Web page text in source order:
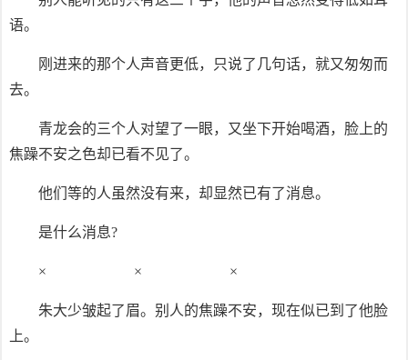
语。
刚进来的那个人声音更低，只说了几句话，就又匆匆而
去。
青龙会的三个人对望了一眼，又坐下开始喝酒，脸上的
焦躁不安之色却已看不见了。
他们等的人虽然没有来，却显然已有了消息。
是什么消息?
× × ×
朱大少皱起了眉。别人的焦躁不安，现在似已到了他脸
上。